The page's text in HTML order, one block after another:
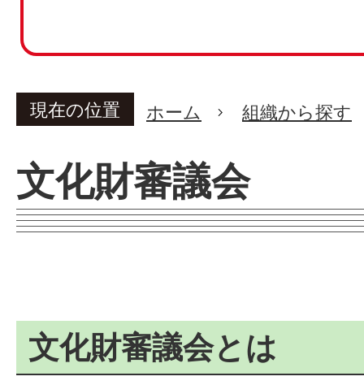
現在の位置 ホーム 組織から探す
文化財審議会
文化財審議会とは